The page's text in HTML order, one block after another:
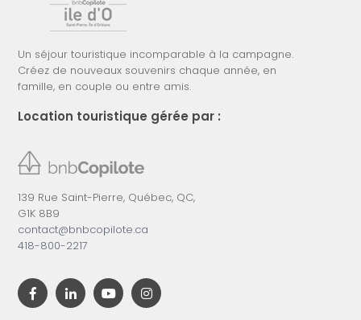
Un séjour touristique incomparable à la campagne.
Créez de nouveaux souvenirs chaque année, en
famille, en couple ou entre amis.
Location touristique gérée par :
139 Rue Saint-Pierre, Québec, QC,
G1K 8B9
contact@bnbcopilote.ca
418-800-2217